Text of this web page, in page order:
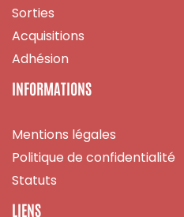
Sorties
Acquisitions
Adhésion
INFORMATIONS
Mentions légales
Politique de confidentialité
Statuts
LIENS